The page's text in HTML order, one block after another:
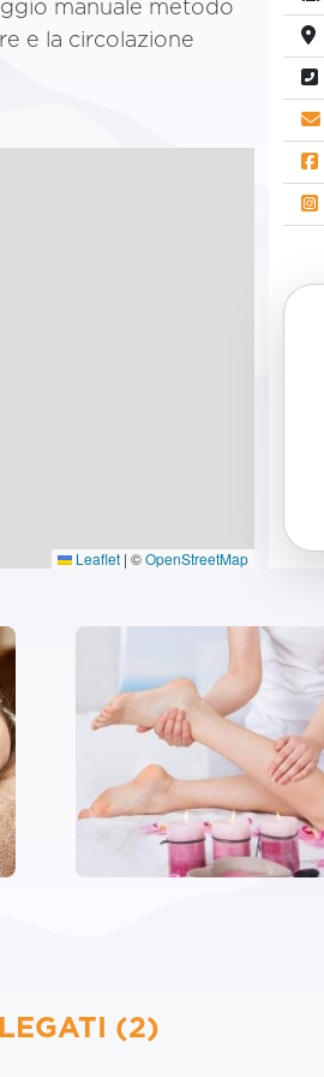
manuale metodo
e la circolazione
Leaflet | ©OpenStreetMap
(2)